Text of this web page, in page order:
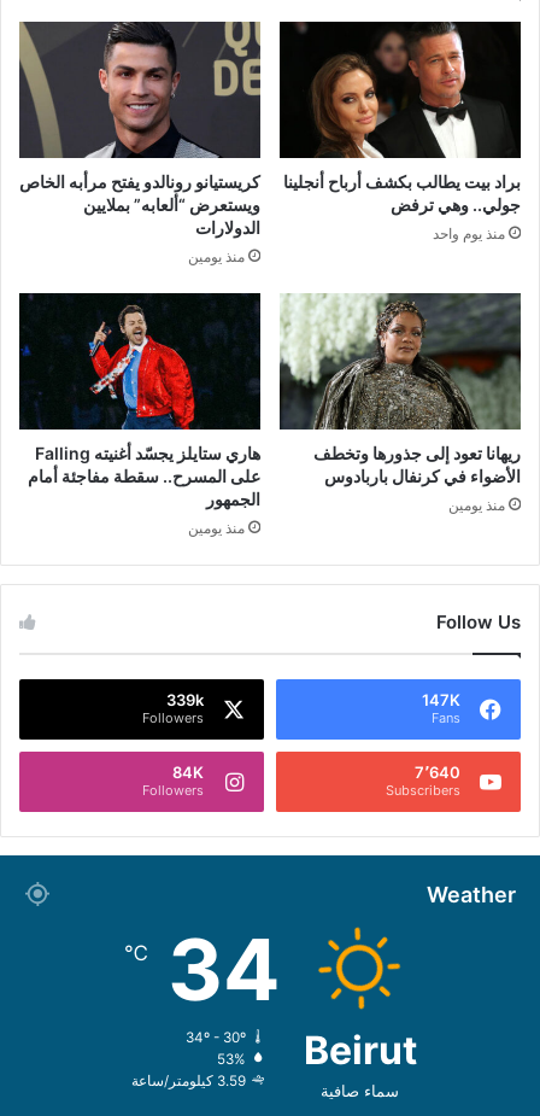
براد بيت يطالب بكشف أرباح أنجلينا
جولي.. وهي ترفض
منذ يوم واحد
كريستيانو رونالدو يفتح مرأبه الخاص
ويستعرض “ألعابه” بملايين
الدولارات
منذ يومين
ريهانا تعود إلى جذورها وتخطف
الأضواء في كرنفال باربادوس
منذ يومين
هاري ستايلز يجسّد أغنيته Falling
على المسرح.. سقطة مفاجئة أمام
الجمهور
منذ يومين
Follow Us
147K
Fans
339k
Followers
7٬640
Subscribers
84K
Followers
Weather
Beirut
سماء صافية
34
℃
34º - 30º
53%
3.59 كيلومتر/ساعة